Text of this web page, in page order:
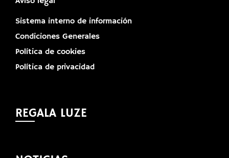
Sistema interno de información
Condiciones Generales
Política de cookies
Política de privacidad
REGALA LUZE